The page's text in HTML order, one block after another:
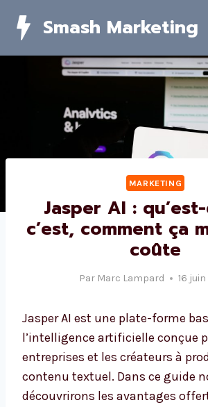
Smash Marketing
MARKETING
Jasper AI :
c’est, comment ça
coûte
Par Marc Lampard 16
Jasper AI est une plate-forme
l’intelligence artificielle conçue
entreprises et les créateurs à
contenu textuel. Dans ce guide
découvrirons les avantages